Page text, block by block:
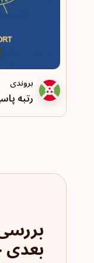
بروندی
رتبه
بعدی